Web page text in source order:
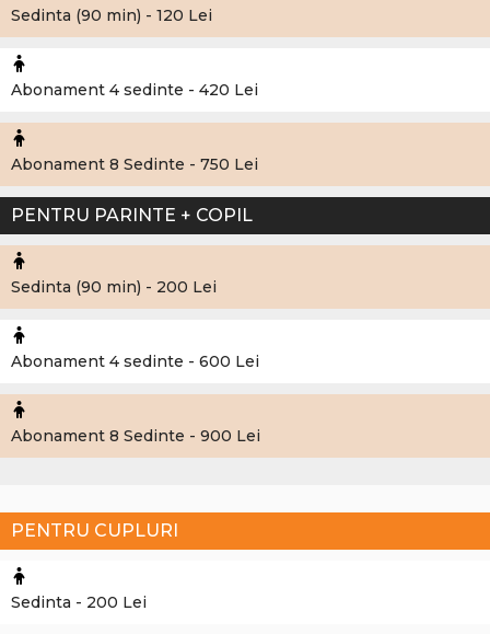
Sedinta (90 min) - 120 Lei
Abonament 4 sedinte - 420 Lei
Abonament 8 Sedinte - 750 Lei
PENTRU PARINTE + COPIL
Sedinta (90 min) - 200 Lei
Abonament 4 sedinte - 600 Lei
Abonament 8 Sedinte - 900 Lei
PENTRU CUPLURI
Sedinta - 200 Lei